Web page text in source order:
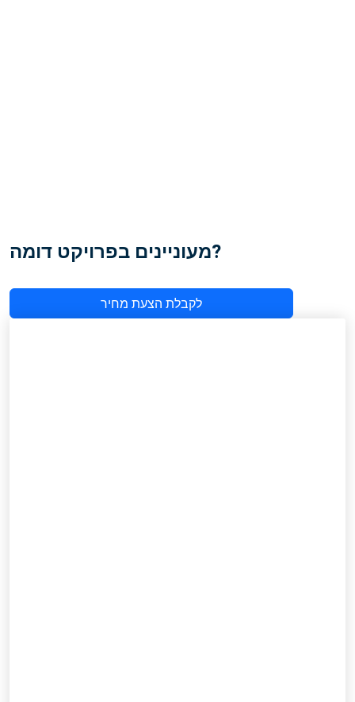
מעוניינים בפרויקט דומה?
לקבלת הצעת מחיר